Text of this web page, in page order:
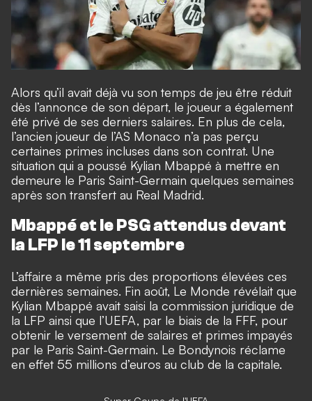
Alors qu’il avait déjà vu son temps de jeu être réduit
dès l’annonce de son départ, le joueur a également
été privé de ses derniers salaires. En plus de cela,
l’ancien joueur de l’AS Monaco n’a pas perçu
certaines primes incluses dans son contrat. Une
situation qui a poussé Kylian Mbappé à mettre en
demeure le Paris Saint-Germain quelques semaines
après son transfert au Real Madrid.
Mbappé et le PSG attendus devant
la LFP le 11 septembre
L’affaire a même pris des proportions élevées ces
dernières semaines. Fin août, Le Monde révélait que
Kylian Mbappé avait saisi la commission juridique de
la LFP ainsi que l’UEFA, par le biais de la FFF, pour
obtenir le versement de salaires et primes impayés
par le Paris Saint-Germain. Le Bondynois réclame
en effet 55 millions d’euros au club de la capitale.